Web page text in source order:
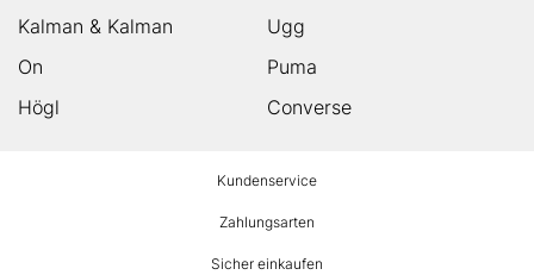
Kalman & Kalman
Ugg
On
Puma
Högl
Converse
Kundenservice
Zahlungsarten
Sicher einkaufen